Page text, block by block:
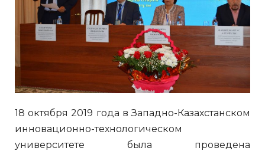
18 октября 2019 года в Западно-Казахстанском
инновационно-технологическом
университете была проведена